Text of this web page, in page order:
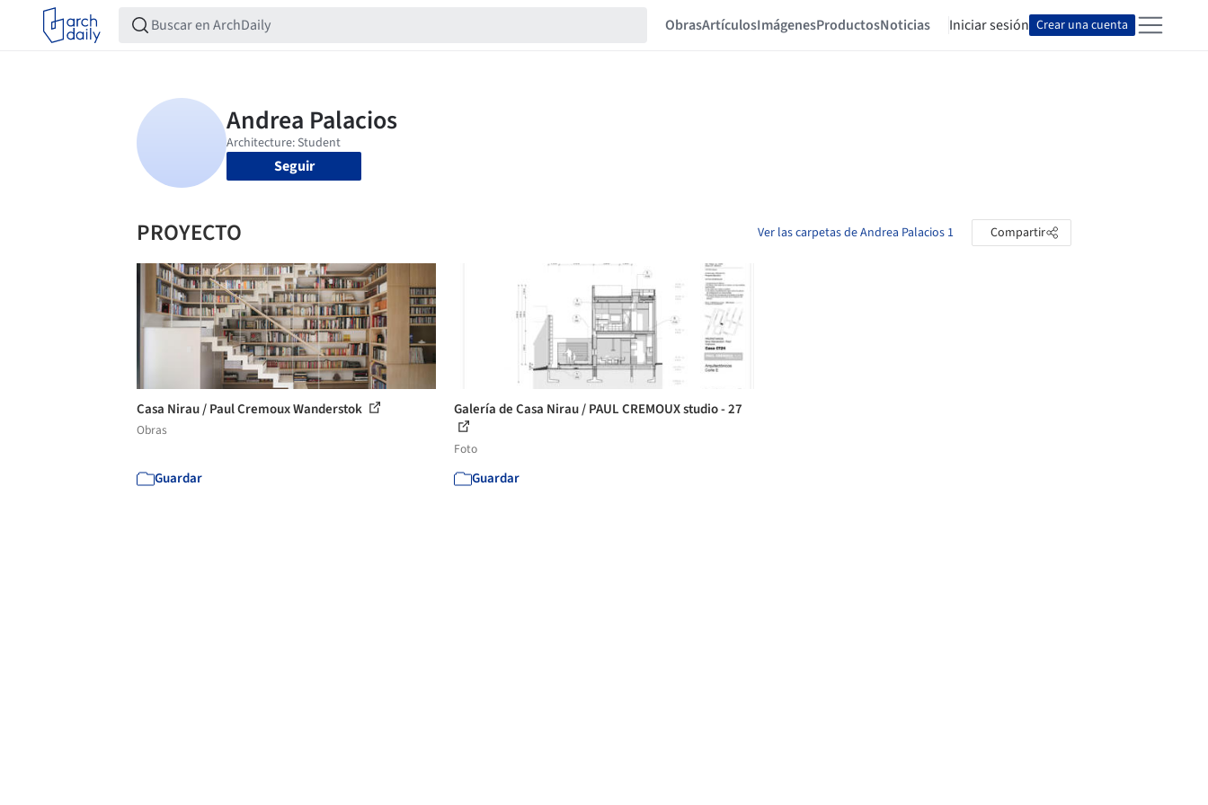
ObrasArtículosImágenesProductosNoticias Iniciar sesión Crear una cuenta
Seguir
PROYECTO Ver las carpetas de Andrea Palacios 1 Compartir
Casa Nirau / Paul Cremoux Wanderstok
Obras
Guardar
Galería de Casa Nirau / PAUL CREMOUX studio - 27
Foto
Guardar